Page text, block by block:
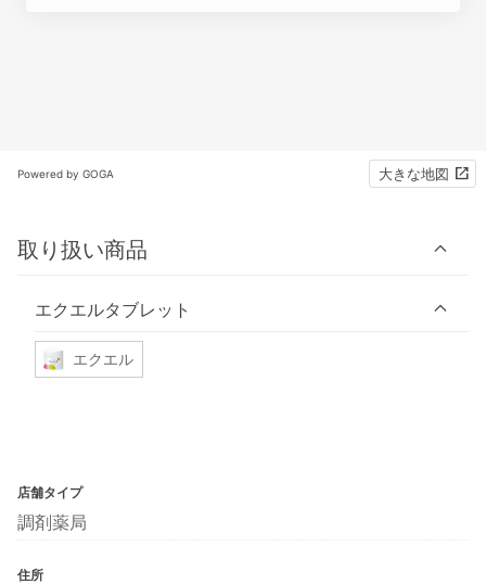
Powered by GOGA 大きな地図
取り扱い商品
エクエルタブレット
エクエル
店舗タイプ
調剤薬局
住所